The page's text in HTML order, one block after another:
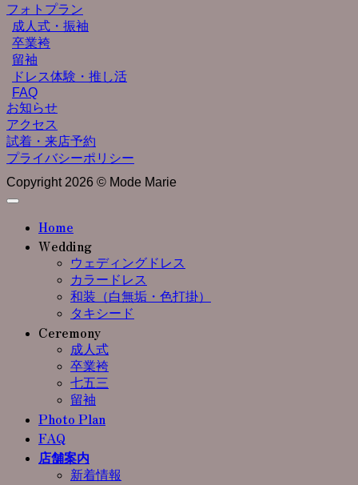
フォトプラン
成人式・振袖
卒業袴
留袖
ドレス体験・推し活
FAQ
お知らせ
アクセス
試着・来店予約
プライバシーポリシー
Copyright 2026 © Mode Marie
Home
Wedding
ウェディングドレス
カラードレス
和装（白無垢・色打掛）
タキシード
Ceremony
成人式
卒業袴
七五三
留袖
Photo Plan
FAQ
店舗案内
新着情報